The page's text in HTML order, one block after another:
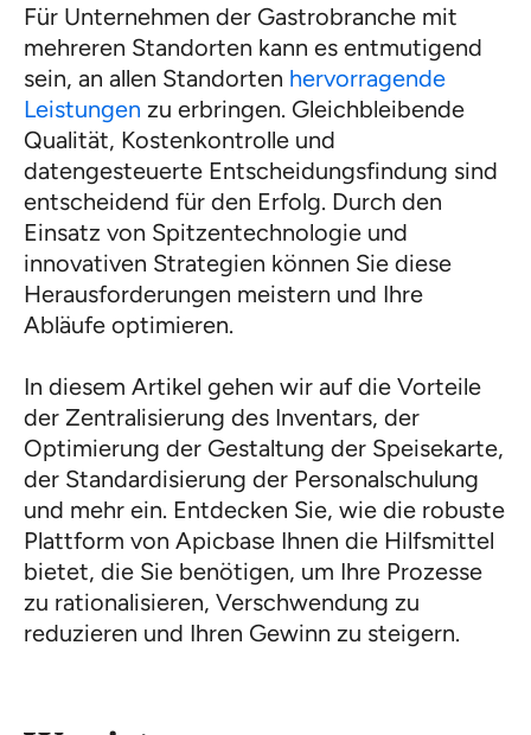
Für Unternehmen der Gastrobranche mit
mehreren Standorten kann es entmutigend
sein, an allen Standorten hervorragende
Leistungen zu erbringen. Gleichbleibende
Qualität, Kostenkontrolle und
datengesteuerte Entscheidungsfindung sind
entscheidend für den Erfolg. Durch den
Einsatz von Spitzentechnologie und
innovativen Strategien können Sie diese
Herausforderungen meistern und Ihre
Abläufe optimieren.
In diesem Artikel gehen wir auf die Vorteile
der Zentralisierung des Inventars, der
Optimierung der Gestaltung der Speisekarte,
der Standardisierung der Personalschulung
und mehr ein. Entdecken Sie, wie die robuste
Plattform von Apicbase Ihnen die Hilfsmittel
bietet, die Sie benötigen, um Ihre Prozesse
zu rationalisieren, Verschwendung zu
reduzieren und Ihren Gewinn zu steigern.